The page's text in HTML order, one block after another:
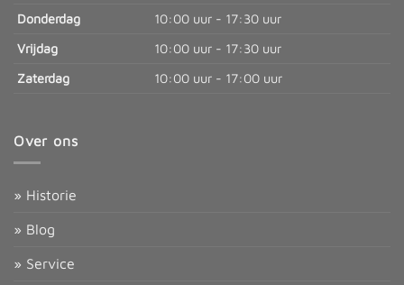
Donderdag
10:00 uur - 17:30 uur
Vrijdag
10:00 uur - 17:30 uur
Zaterdag
10:00 uur - 17:00 uur
Over ons
» Historie
» Blog
» Service